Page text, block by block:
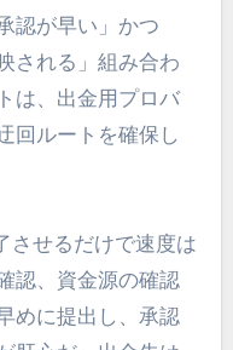
認が早い」かつ
される」組み合わ
は、出金用プロバ
回ルートを確保し
させるだけで速度は
認、資金源の確認
めに提出し、承認